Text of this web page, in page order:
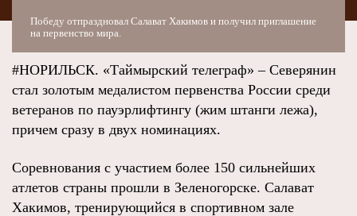
Победу отпраздновал Салават Хакимов и получил приглашение
на первенство мира.
#НОРИЛЬСК. «Таймырский телеграф» – Северянин
стал золотым медалистом первенства России среди
ветеранов по пауэрлифтингу (жим штанги лежа),
причем сразу в двух номинациях.
Соревнования с участием более 150 сильнейших
атлетов страны прошли в Зеленогорске. Салават
Хакимов, тренирующийся в спортивном зале